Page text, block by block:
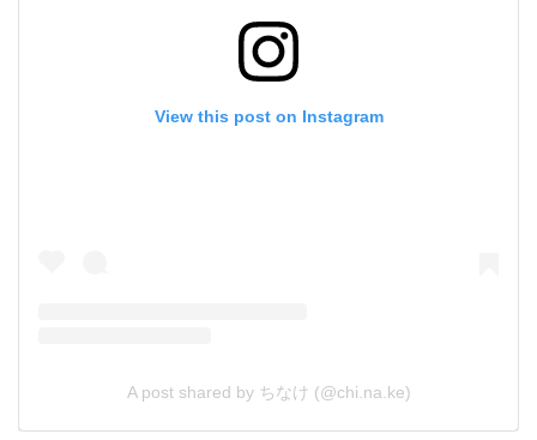
View this post on Instagram
A post shared by ちなけ (@chi.na.ke)